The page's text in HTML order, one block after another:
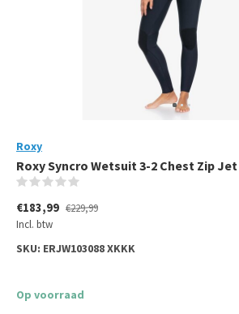
Roxy
Roxy Syncro Wetsuit 3-2 Chest Zip Jet
€183,99 €229,99
Incl. btw
SKU: ERJW103088 XKKK
Op voorraad